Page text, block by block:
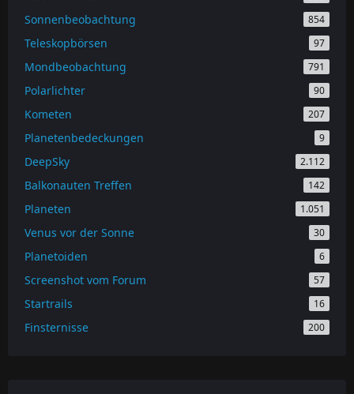
Sonnenbeobachtung 854
Teleskopbörsen 97
Mondbeobachtung 791
Polarlichter 90
Kometen 207
Planetenbedeckungen 9
DeepSky 2.112
Balkonauten Treffen 142
Planeten 1.051
Venus vor der Sonne 30
Planetoiden 6
Screenshot vom Forum 57
Startrails 16
Finsternisse 200